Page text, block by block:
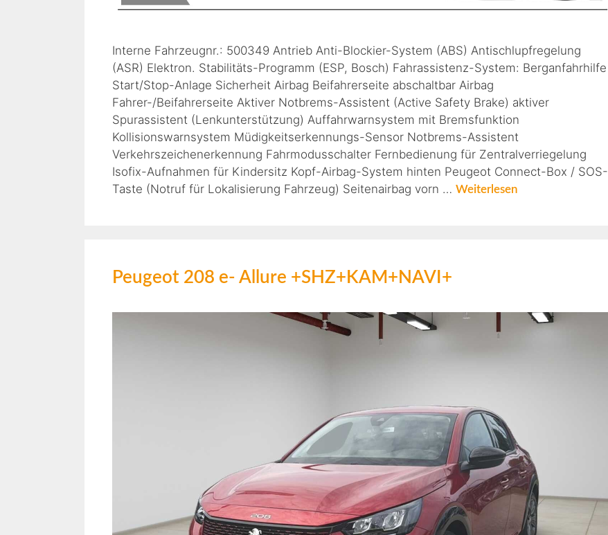
Interne Fahrzeugnr.: 500349 Antrieb Anti-Blockier-System (ABS) Antischlupfregelung
(ASR) Elektron. Stabilitäts-Programm (ESP, Bosch) Fahrassistenz-System: Berganfahrhilfe
Start/Stop-Anlage Sicherheit Airbag Beifahrerseite abschaltbar Airbag
Fahrer-/Beifahrerseite Aktiver Notbrems-Assistent (Active Safety Brake) aktiver
Spurassistent (Lenkunterstützung) Auffahrwarnsystem mit Bremsfunktion
Kollisionswarnsystem Müdigkeitserkennungs-Sensor Notbrems-Assistent
Verkehrszeichenerkennung Fahrmodusschalter Fernbedienung für Zentralverriegelung
Isofix-Aufnahmen für Kindersitz Kopf-Airbag-System hinten Peugeot Connect-Box / SOS-
Taste (Notruf für Lokalisierung Fahrzeug) Seitenairbag vorn … Weiterlesen
Peugeot 208 e- Allure +SHZ+KAM+NAVI+